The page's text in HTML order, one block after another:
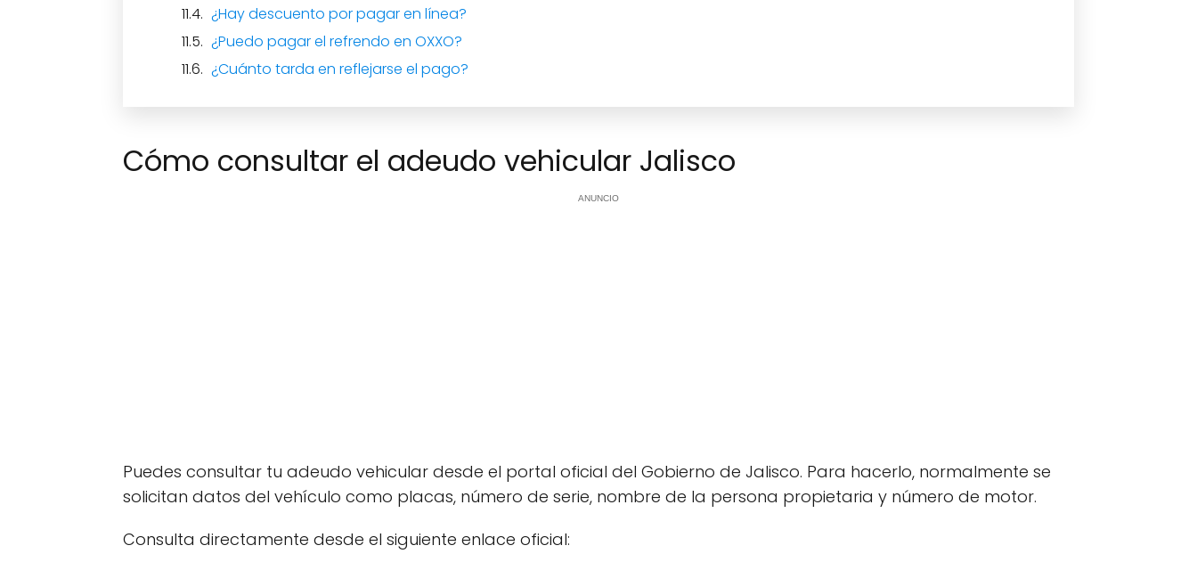
¿Hay descuento por pagar en línea?
¿Puedo pagar el refrendo en OXXO?
¿Cuánto tarda en reflejarse el pago?
Cómo consultar el adeudo vehicular Jalisco
ANUNCIO
Puedes consultar tu adeudo vehicular desde el portal oficial del Gobierno de Jalisco. Para hacerlo, normalmente se
solicitan datos del vehículo como placas, número de serie, nombre de la persona propietaria y número de motor.
Consulta directamente desde el siguiente enlace oficial: